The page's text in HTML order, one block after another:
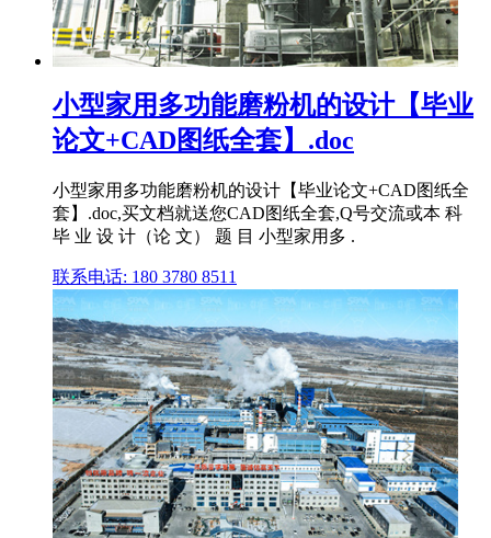
小型家用多功能磨粉机的设计【毕业
论文+CAD图纸全套】.doc
小型家用多功能磨粉机的设计【毕业论文+CAD图纸全
套】.doc,买文档就送您CAD图纸全套,Q号交流或本 科
毕 业 设 计（论 文） 题 目 小型家用多 .
联系电话: 180 3780 8511